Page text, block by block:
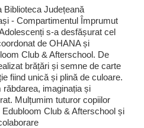
Biblioteca Județeană
- Compartimentul Împrumut
s-a desfășurat cel
de OHANA și
Club & Afterschool. De
brățări și semne de carte
fiind unică și plină de culoare.
imaginația și
Mulțumim tuturor copiilor
Club & Afterschool și